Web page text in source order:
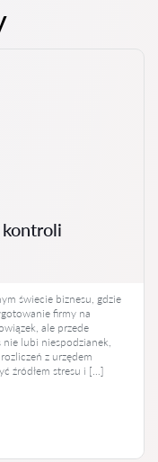
świecie biznesu, gdzie
firmy na
ale przede
nie lubi niespodzianek,
z urzędem
źródłem stresu i […]